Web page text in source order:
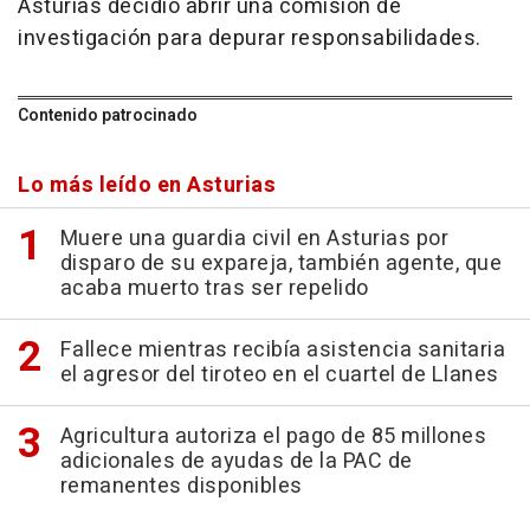
investigación para depurar responsabilidades.
Contenido patrocinado
Lo más leído en Asturias
Muere una guardia civil en Asturias por
disparo de su expareja, también agente, que
acaba muerto tras ser repelido
Fallece mientras recibía asistencia sanitaria
el agresor del tiroteo en el cuartel de Llanes
Agricultura autoriza el pago de 85 millones
adicionales de ayudas de la PAC de
remanentes disponibles